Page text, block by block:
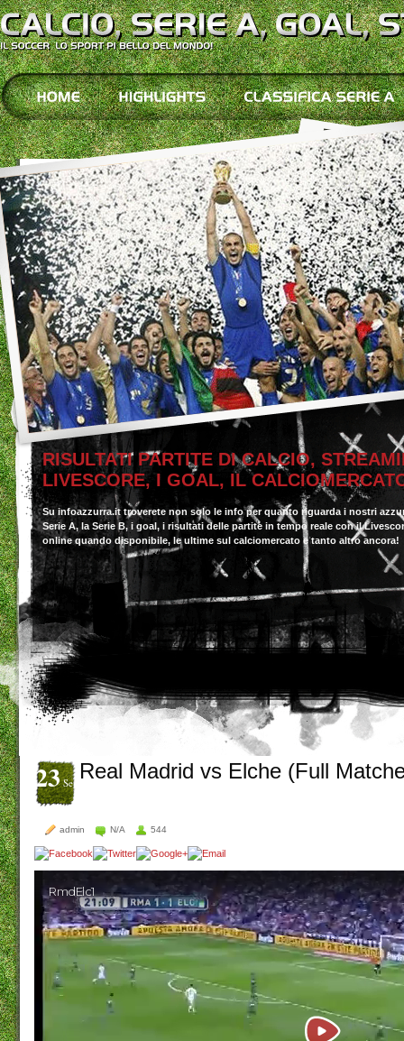
RISULTATI PARTITE DI CALCIO,
LIVESCORE, I GOAL, IL
Su infoazzurra.it troverete non solo le info per quanto riguarda i nostri
Serie A, la Serie B, i goal, i risultati delle partite in tempo reale con il
online quando disponibile, le ultime sul calciomercato e tanto altro ancora!
23Set Real Madrid vs Elche (Full
admin N/A 544